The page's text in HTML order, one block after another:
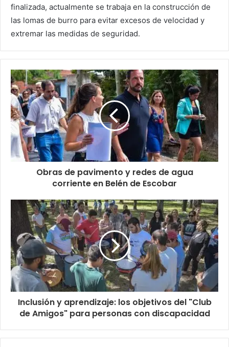
finalizada, actualmente se trabaja en la construcción de
las lomas de burro para evitar excesos de velocidad y
extremar las medidas de seguridad.
Obras de pavimento y redes de agua
corriente en Belén de Escobar
Inclusión y aprendizaje: los objetivos del "Club
de Amigos" para personas con discapacidad